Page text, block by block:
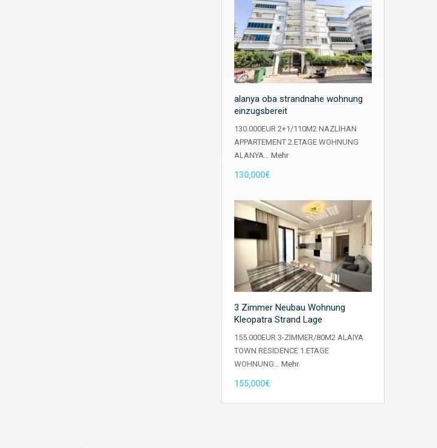
alanya oba strandnahe wohnung
einzugsbereit
130.000EUR 2+1/110M2 NAZLIHAN
APPARTEMENT 2.ETAGE WOHNUNG
ALANYA… Mehr
130,000€
3 Zimmer Neubau Wohnung
Kleopatra Strand Lage
155.000EUR 3-ZIMMER/80M2 ALAIYA
TOWN RESIDENCE 1.ETAGE
WOHNUNG… Mehr
155,000€